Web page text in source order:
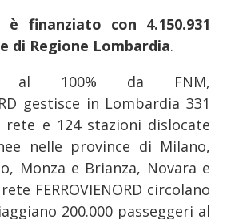
finanziato con 4.150.931
di Regione Lombardia.
al 100% da FNM,
gestisce in Lombardia 331
e 124 stazioni dislocate
nelle province di Milano,
Monza e Brianza, Novara e
FERROVIENORD circolano
200.000 passeggeri al